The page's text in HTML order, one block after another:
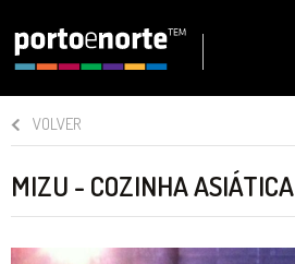
VOLVER
MIZU - COZINHA ASIÁTICA